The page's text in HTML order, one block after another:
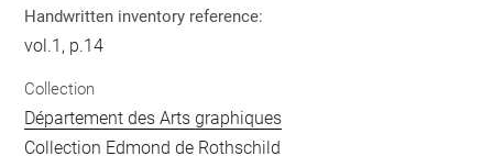
Handwritten inventory reference:
vol.1, p.14
Collection
Département des Arts graphiques
Collection Edmond de Rothschild